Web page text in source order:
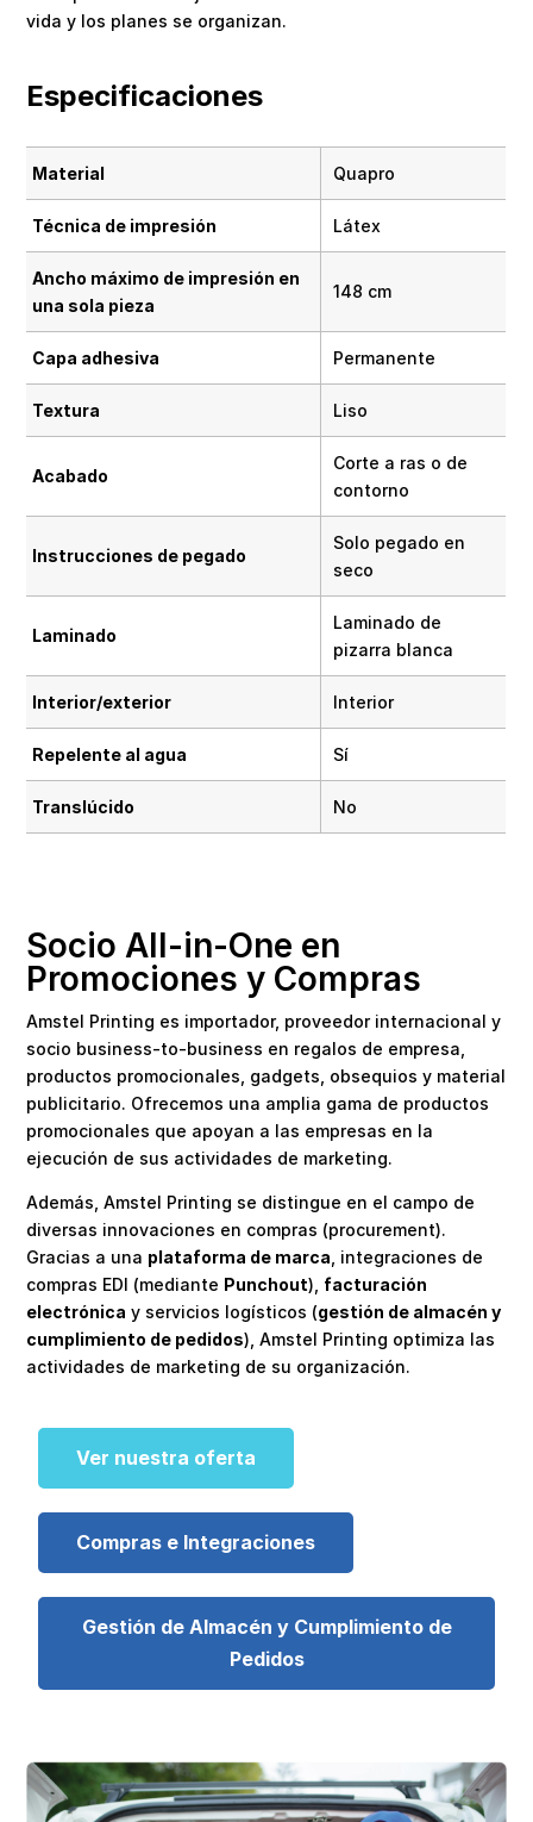
vida y los planes se organizan.
Especificaciones
Material Quapro
Técnica de impresión Látex
Ancho máximo de impresión en
una sola pieza
148 cm
Capa adhesiva Permanente
Textura Liso
Acabado
Corte a ras o de
contorno
Instrucciones de pegado
Solo pegado en
seco
Laminado
Laminado de
pizarra blanca
Interior/exterior Interior
Repelente al agua Sí
Translúcido No
Socio All-in-One en
Promociones y Compras
Amstel Printing es importador, proveedor internacional y
socio business-to-business en regalos de empresa,
productos promocionales, gadgets, obsequios y material
publicitario. Ofrecemos una amplia gama de productos
promocionales que apoyan a las empresas en la
ejecución de sus actividades de marketing.
Además, Amstel Printing se distingue en el campo de
diversas innovaciones en compras (procurement).
Gracias a una plataforma de marca , integraciones de
compras EDI (mediante Punchout), facturación
electrónica y servicios logísticos (gestión de almacén y
cumplimiento de pedidos), Amstel Printing optimiza las
actividades de marketing de su organización.
Ver nuestra oferta
Compras e Integraciones
Gestión de Almacén y Cumplimiento de
Pedidos